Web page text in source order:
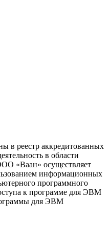
в реестр аккредитованных
в области
«Ваан» осуществляет
информационных
программного
к программе для ЭВМ
для ЭВМ